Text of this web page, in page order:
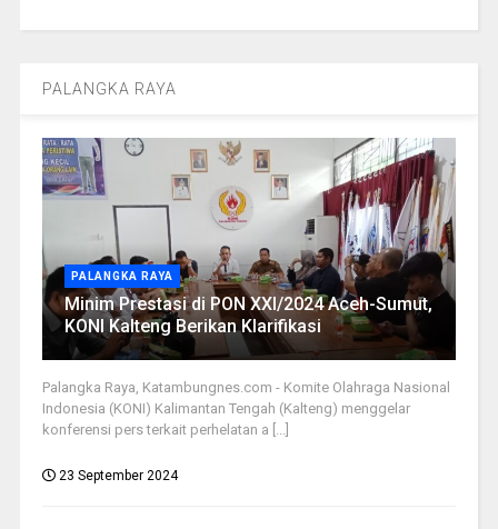
PALANGKA RAYA
PALANGKA RAYA
Minim Prestasi di PON XXI/2024 Aceh-Sumut,
KONI Kalteng Berikan Klarifikasi
Palangka Raya, Katambungnes.com - Komite Olahraga Nasional
Indonesia (KONI) Kalimantan Tengah (Kalteng) menggelar
konferensi pers terkait perhelatan a [...]
23 September 2024